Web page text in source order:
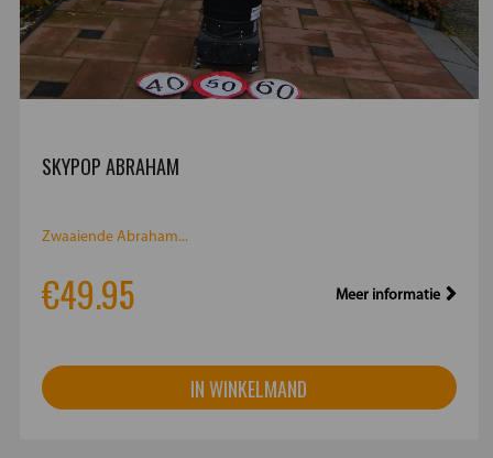
SKYPOP ABRAHAM
Zwaaiende Abraham...
€49.95 Meer informatie
IN WINKELMAND